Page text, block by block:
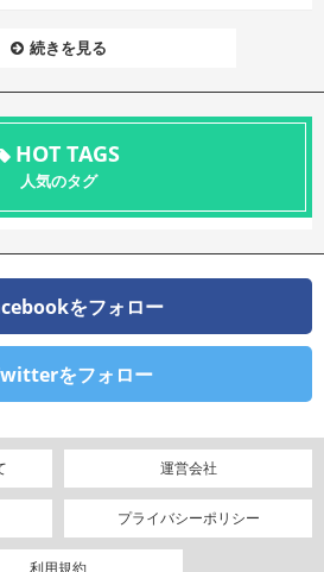
続きを見る
HOT TAGS
人気のタグ
をフォロー
をフォロー
運営会社
プライバシーポリシー
利用規約